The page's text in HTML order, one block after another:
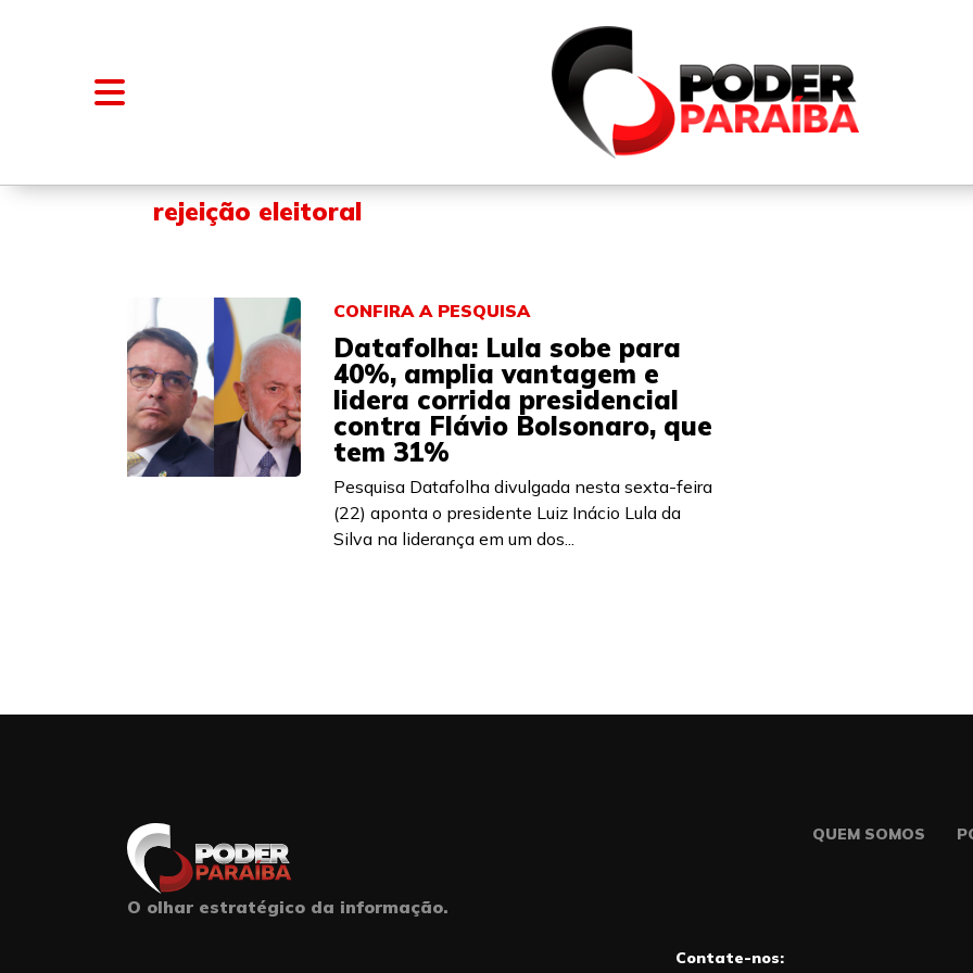
FALE CONOSCO
rejeição eleitoral
CONFIRA A PESQUISA
Datafolha: Lula sobe para
40%, amplia vantagem e
lidera corrida presidencial
contra Flávio Bolsonaro, que
tem 31%
Pesquisa Datafolha divulgada nesta sexta-feira
(22) aponta o presidente Luiz Inácio Lula da
Silva na liderança em um dos...
O olhar estratégico da informação.
QUEM SOMOS
Contate-nos: